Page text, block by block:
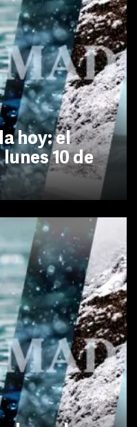
hoy: el
10 de